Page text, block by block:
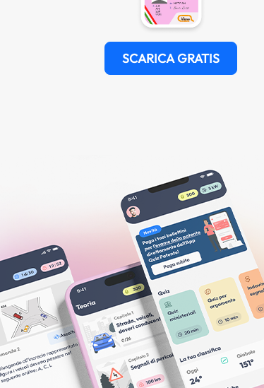
SCARICA GRATIS